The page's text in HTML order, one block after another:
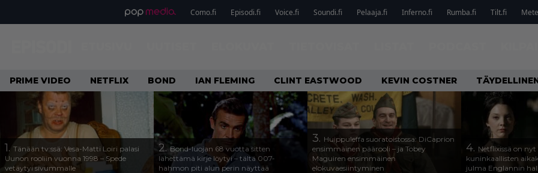
Como.fi Episodi.fi Voice.fi Soundi.fi Pelaaja.fi Inferno.fi Rumba.fi Tilt.fi
PRIME VIDEO NETFLIX BOND IAN FLEMING CLINT EASTWOOD KEVIN COSTNER
1. Tänään tv:ssä: Vesa-Matti Loiri palasi
Uunon rooliin vuonna 1998 – Spede
vetäytyi sivummalle
2.Bond-luojan 68 vuotta sitten
lähettämä kirje löytyi – tältä 007-
hahmon piti alun perin näyttää
3. Huippuleffa suoratoistossa: DiCaprion
ensimmäinen päärooli – ja Tobey
Maguiren ensimmäinen
elokuvaesiintyminen
4. Netflixissä on
kuninkaallisten
julma Englannin